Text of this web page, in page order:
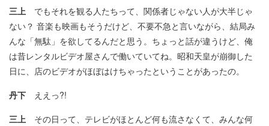
三上 でもそれを観る人たちって、関係者じゃない人が大半じゃ
ない？ 音楽も映画もそうだけど、不要不急と言いながら、結局み
んな「無駄」を欲してるんだと思う。ちょっと話が違うけど、俺
は昔レンタルビデオ屋さんで働いていてね。昭和天皇が崩御した
日に、店のビデオがほぼはけちゃったということがあったの。
丹下 ええっ?!
三上 その日って、テレビがほとんど何も流さなくて、みんな何